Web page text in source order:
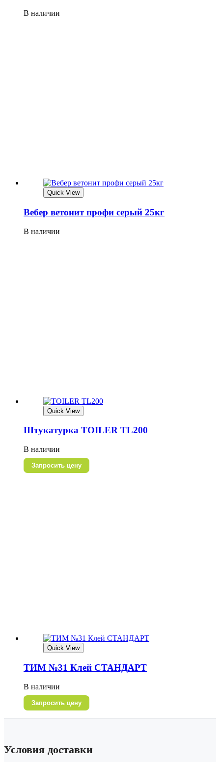
В наличии
Quick View
Вебер ветонит профи серый 25кг
В наличии
Quick View
Штукатурка TOILER TL200
В наличии
Запросить цену
Quick View
ТИМ №31 Клей СТАНДАРТ
В наличии
Запросить цену
Условия доставки